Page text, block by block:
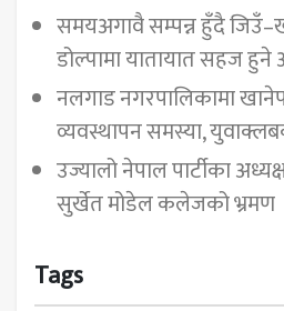
समयअगावै सम्पन्न हुँदै
डोल्पामा यातायात सहज हुने
नलगाड नगरपालिकामा
व्यवस्थापन समस्या,
उज्यालो नेपाल पार्टीका
सुर्खेत मोडेल कलेजको भ्रमण
Tags